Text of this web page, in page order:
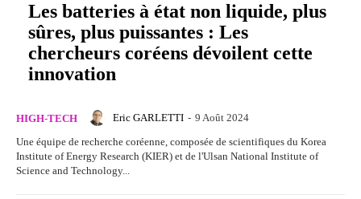
Les batteries à état non liquide, plus
sûres, plus puissantes : Les
chercheurs coréens dévoilent cette
innovation
HIGH-TECH Eric GARLETTI - 9 Août 2024
Une équipe de recherche coréenne, composée de scientifiques du Korea
Institute of Energy Research (KIER) et de l'Ulsan National Institute of
Science and Technology...